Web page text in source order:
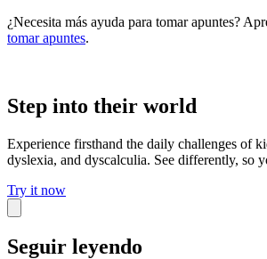
¿Necesita más ayuda para tomar apuntes?
tomar apuntes.
Step into their world
Experience firsthand the daily challenges of
dyslexia, and dyscalculia. See differently, so
Try it now
Seguir leyendo